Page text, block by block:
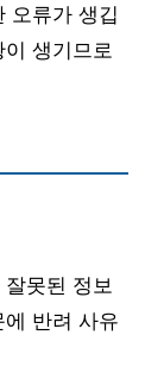
오류가 생깁
생기므로
못된 정보
반려 사유